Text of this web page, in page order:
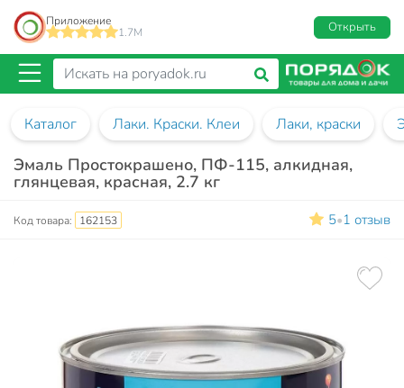
Приложение
1.7M
Открыть
Каталог Лаки. Краски. Клеи Лаки, краски
Эмаль Простокрашено, ПФ-115, алкидная,
глянцевая, красная, 2.7 кг
Код товара: 162153 5•1 отзыв